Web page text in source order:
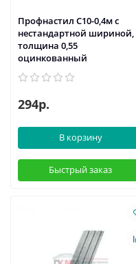
Профнастил С10-0,4м с
нестандартной шириной,
толщина 0,55
оцинкованный
294р.
В корзину
Быстрый заказ